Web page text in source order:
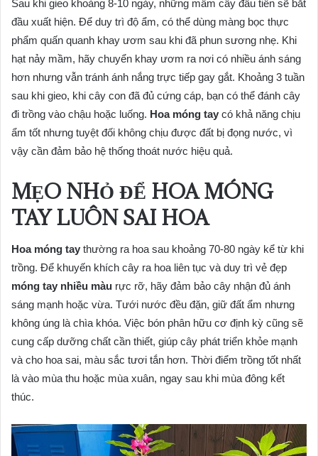
Sau khi gieo khoảng 8-10 ngày, những mầm cây đầu tiên sẽ bắt
đầu xuất hiện. Để duy trì độ ẩm, có thể dùng màng bọc thực
phẩm quấn quanh khay ươm sau khi đã phun sương nhẹ. Khi
hạt nảy mầm, hãy chuyển khay ươm ra nơi có nhiều ánh sáng
hơn nhưng vẫn tránh ánh nắng trực tiếp gay gắt. Khoảng 3 tuần
sau khi gieo, khi cây con đã đủ cứng cáp, bạn có thể đánh cây
đi trồng vào chậu hoặc luống. Hoa móng tay có khả năng chịu
ẩm tốt nhưng tuyệt đối không chịu được đất bị đọng nước, vì
vậy cần đảm bảo hệ thống thoát nước hiệu quả.
MẸO NHỎ ĐỂ HOA MÓNG
TAY LUÔN SAI HOA
Hoa móng tay thường ra hoa sau khoảng 70-80 ngày kể từ khi
trồng. Để khuyến khích cây ra hoa liên tục và duy trì vẻ đẹp
móng tay nhiều màu rực rỡ, hãy đảm bảo cây nhận đủ ánh
sáng mạnh hoặc vừa. Tưới nước đều đặn, giữ đất ẩm nhưng
không úng là chìa khóa. Việc bón phân hữu cơ định kỳ cũng sẽ
cung cấp dưỡng chất cần thiết, giúp cây phát triển khỏe mạnh
và cho hoa sai, màu sắc tươi tắn hơn. Thời điểm trồng tốt nhất
là vào mùa thu hoặc mùa xuân, ngay sau khi mùa đông kết
thúc.